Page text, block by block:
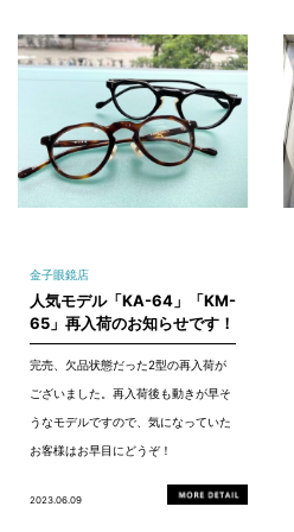
金子眼鏡店
人気モデル「KA-64」「KM-
65」再入荷のお知らせです！
完売、欠品状態だった2型の再入荷が
ございました。再入荷後も動きが早そ
うなモデルですので、気になっていた
お客様はお早目にどうぞ！
2023.06.09